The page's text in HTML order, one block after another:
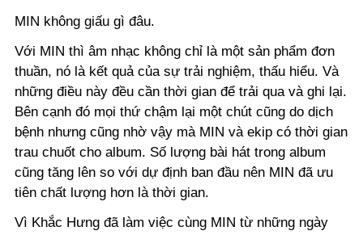
MIN không giấu gì đâu.
Với MIN thì âm nhạc không chỉ là một sản phẩm đơn
thuần, nó là kết quả của sự trải nghiệm, thấu hiểu. Và
những điều này đều cần thời gian để trải qua và ghi lại.
Bên cạnh đó mọi thứ chậm lại một chút cũng do dịch
bệnh nhưng cũng nhờ vậy mà MIN và ekip có thời gian
trau chuốt cho album. Số lượng bài hát trong album
cũng tăng lên so với dự định ban đầu nên MIN đã ưu
tiên chất lượng hơn là thời gian.
Vì Khắc Hưng đã làm việc cùng MIN từ những ngày